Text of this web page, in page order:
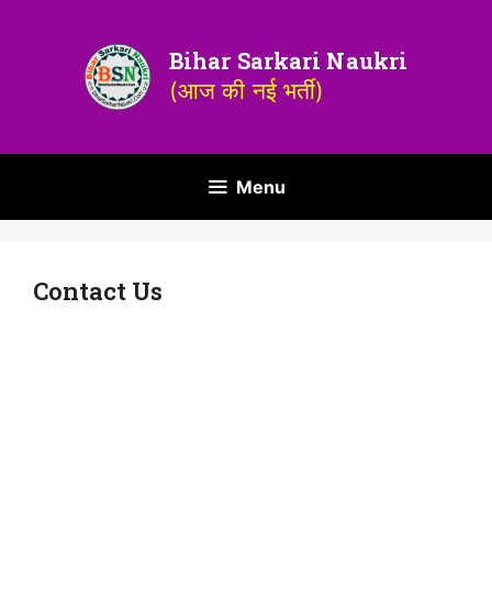
Bihar Sarkari Naukri
(आज की नई भर्ती)
Menu
Contact Us